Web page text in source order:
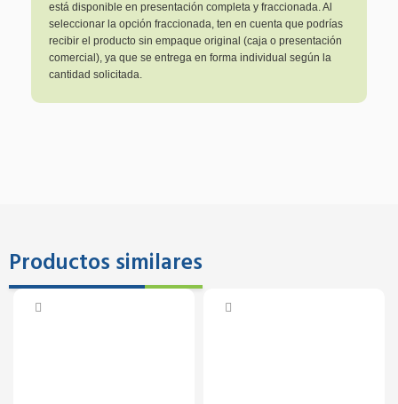
está disponible en presentación completa y fraccionada. Al
seleccionar la opción fraccionada, ten en cuenta que podrías
recibir el producto sin empaque original (caja o presentación
comercial), ya que se entrega en forma individual según la
cantidad solicitada.
Productos similares